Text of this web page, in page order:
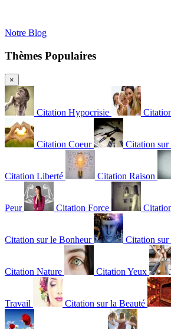
Notre Blog
Thèmes Populaires
×
Citation Hypocrisie
Citation Coeur Citation sur
Citation Liberté Citation Raison
Peur Citation Force
Citation sur le Bonheur Citation sur
Citation Nature Citation Yeux
Travail Citation sur la Beauté